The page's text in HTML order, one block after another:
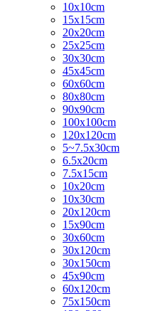
10x10cm
15x15cm
20x20cm
25x25cm
30x30cm
45x45cm
60x60cm
80x80cm
90x90cm
100x100cm
120x120cm
5~7.5x30cm
6.5x20cm
7.5x15cm
10x20cm
10x30cm
20x120cm
15x90cm
30x60cm
30x120cm
30x150cm
45x90cm
60x120cm
75x150cm